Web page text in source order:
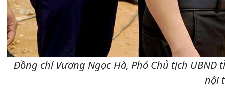
Đồng chí Vương Ngọc Hà, Phó Chủ tịch
nội